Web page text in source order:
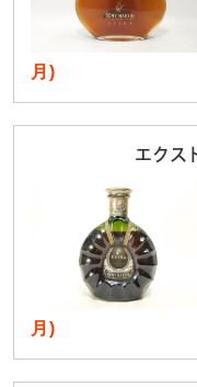
月)
エクス
月)